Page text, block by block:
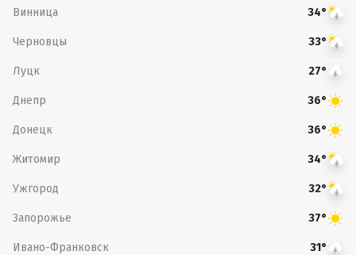
Винница 34°
Черновцы 33°
Луцк 27°
Днепр 36°
Донецк 36°
Житомир 34°
Ужгород 32°
Запорожье 37°
Ивано-Франковск 31°